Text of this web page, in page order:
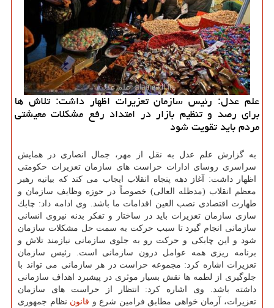
علم عدل: رئیس سازمان تعزیرات اظهار داشت: تلاش ها
برای رصد و تنظیم بازار در امتداد رفع مشكلات معیشتی
مردم باید تقویت شود
به گزارش علم عدل به نقل از مهر، جمال انصاری در همایش
سراسری روسای ادارات حراست های سازمان تعزیرات حكومتی
اظهار داشت: آغاز دهه پنجاه انقلاب ایجاب می كند كه بیانیه رهبر
معظم انقلاب (مدظله العالی) خصوصاً در حوزه وظایف سازمان و
طهارت اقتصادی نصب العین اقدامات ما باشد. وی ادامه داد: چابك
سازی سازمان تعزیرات باید در ساختار و تفكر بدنه نیروی انسانی
سازمانی انجام گیرد تا سبب حركت به سمت حل مشكلات سازمان
شود و این چابكی و حركت رو به جلوی سازمانی نیازمند تلاش و
برنامه ریزی همه عوامل درون سازمانی است. رئیس سازمان
تعزیرات اشاره كرد: مجموعه حراست در هر سازمانی می تواند با
جلوگیری از لطمه ها نقش بسیار موثری در پیشبرد اهداف سازمانی
داشته باشد. وی اشاره كرد: انتظار از حراست های سازمان
تعزیرات، آرمان خواهی مطابق فرامین شرع و قانون نظام جمهوری